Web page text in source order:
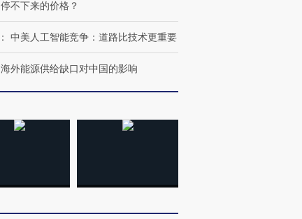
停不下来的价格？
： 中美人工智能竞争：道路比技术更重要
海外能源供给缺口对中国的影响